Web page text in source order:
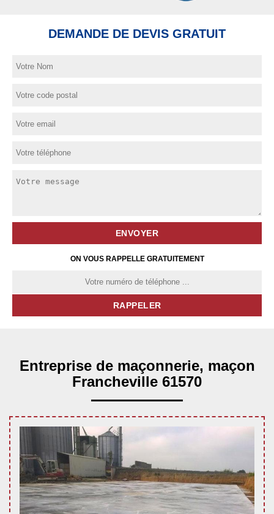
DEMANDE DE DEVIS GRATUIT
ON VOUS RAPPELLE GRATUITEMENT
Entreprise de maçonnerie, maçon
Francheville 61570